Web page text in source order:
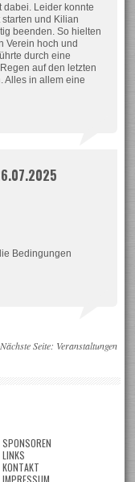
dabei. Leider konnte
und Kilian
beenden. So hielten
Verein hoch und
durch eine
auf den letzten
Alles in allem eine
Bedingungen
Nächste Seite: Veranstaltungen
SPONSOREN
LINKS
KONTAKT
IMPRESSUM